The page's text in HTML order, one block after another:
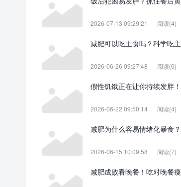
2026-07-13 09:29:21 阅读(4)
减肥可以吃主食吗？科学吃
2026-06-26 09:27:48 阅读(6)
假性饥饿正在让你持续发胖
2026-06-22 09:50:14 阅读(4)
减肥为什么容易情绪化暴食
2026-06-15 10:09:58 阅读(7)
减肥成败看晚餐！吃对晚餐